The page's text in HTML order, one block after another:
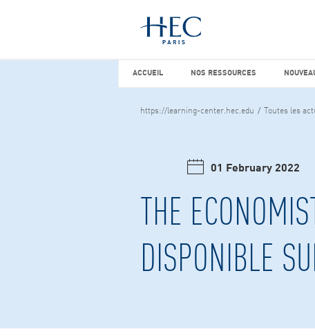
Vous cherchez peut-être
NOS RESSOURCES
ACCUEIL NOS RESSOURCES
https://learning-center.hec.edu Toutes les
01 February 2022
THE
DISPONIBLE